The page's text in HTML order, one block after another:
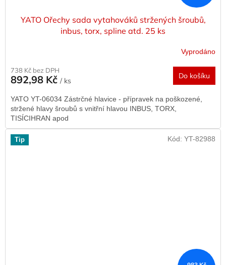
YATO Ořechy sada vytahováků stržených šroubů,
inbus, torx, spline atd. 25 ks
Vyprodáno
738 Kč bez DPH
892,98 Kč / ks
Do košíku
YATO YT-06034 Zástrčné hlavice - přípravek na poškozené,
stržené hlavy šroubů s vnitřní hlavou INBUS, TORX,
TISÍCIHRAN apod
Tip Kód: YT-82988